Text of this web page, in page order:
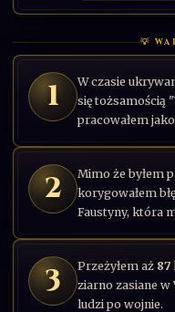
💡
1
W czasie
się tożsamością
pracowałem
2
Mimo że byłem
korygowałem
Faustyny, która
3 Przeżyłem aż 87
ziarno zasiane w
ludzi po wojnie.